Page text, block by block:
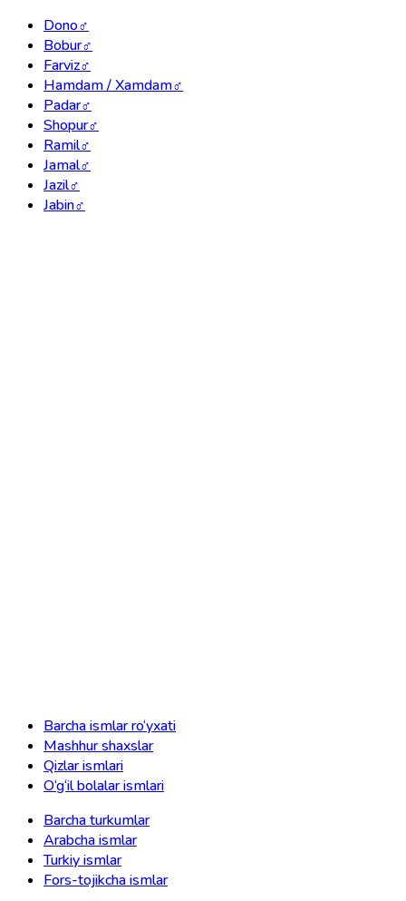
Dono♂
Bobur♂
Farviz♂
Hamdam / Xamdam♂
Padar♂
Shopur♂
Ramil♂
Jamal♂
Jazil♂
Jabin♂
Barcha ismlar ro‘yxati
Mashhur shaxslar
Qizlar ismlari
O‘g‘il bolalar ismlari
Barcha turkumlar
Arabcha ismlar
Turkiy ismlar
Fors-tojikcha ismlar